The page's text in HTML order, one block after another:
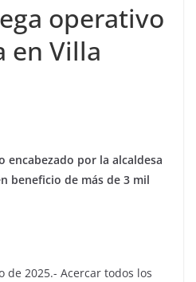
operativo
en Villa
encabezado por la alcaldesa
beneficio de más de 3 mil
de 2025.- Acercar todos los